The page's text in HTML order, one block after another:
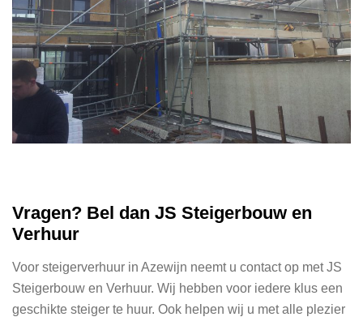
Vragen? Bel dan JS Steigerbouw en
Verhuur
Voor steigerverhuur in Azewijn neemt u contact op met JS
Steigerbouw en Verhuur. Wij hebben voor iedere klus een
geschikte steiger te huur. Ook helpen wij u met alle plezier